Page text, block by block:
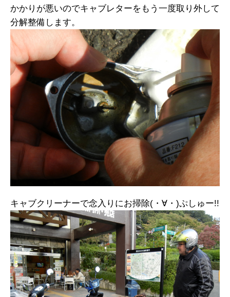
かかりが悪いのでキャブレターをもう一度取り外して
分解整備します。
キャブクリーナーで念入りにお掃除(・∀・)ぷしゅー!!